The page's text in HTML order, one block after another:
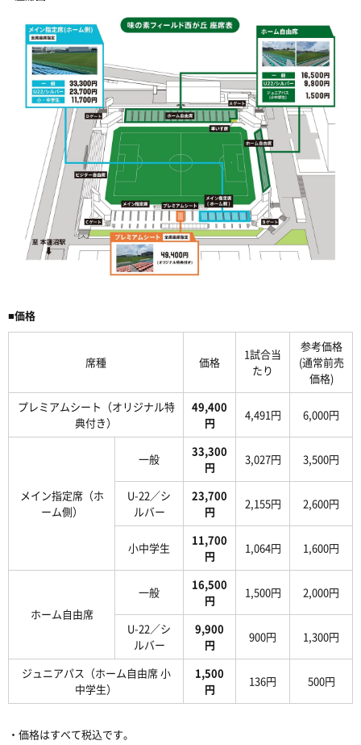
■価格
席種 価格
1試合当
たり
参考価格
(通常前売
価格)
プレミアムシート（オリジナル特
典付き）
49,400
円
4,491円 6,000円
メイン指定席（ホ
ーム側）
一般
33,300
円
3,027円 3,500円
U-22／シ
ルバー
23,700
円
2,155円 2,600円
小中学生
11,700
円
1,064円 1,600円
ホーム自由席
一般
16,500
円
1,500円 2,000円
U-22／シ
ルバー
9,900
円
900円 1,300円
ジュニアパス（ホーム自由席 小
中学生）
1,500
円
136円 500円
・価格はすべて税込です。